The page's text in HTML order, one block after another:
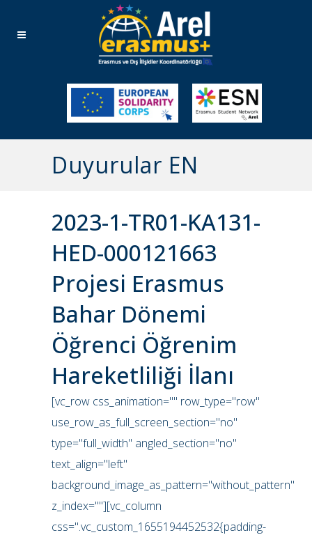
Duyurular EN
2023-1-TR01-KA131-
HED-000121663
Projesi Erasmus
Bahar Dönemi
Öğrenci Öğrenim
Hareketliliği İlanı
[vc_row css_animation="" row_type="row"
use_row_as_full_screen_section="no"
type="full_width" angled_section="no"
text_align="left"
background_image_as_pattern="without_pattern"
z_index=""][vc_column
css=".vc_custom_1655194452532{padding-